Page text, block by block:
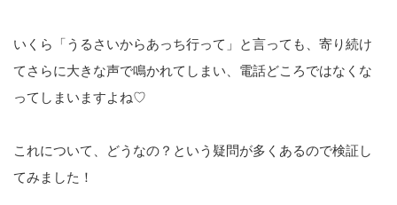
いくら「うるさいからあっち行って」と言っても、寄り続け
てさらに大きな声で鳴かれてしまい、電話どころではなくな
ってしまいますよね♡
これについて、どうなの？という疑問が多くあるので検証し
てみました！